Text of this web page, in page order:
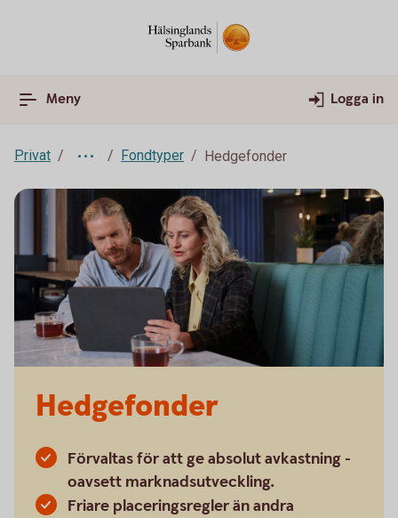
Meny Logga in
Privat Fondtyper Hedgefonder
Hedgefonder
Förvaltas för att ge absolut avkastning -
oavsett marknadsutveckling.
Friare placeringsregler än andra